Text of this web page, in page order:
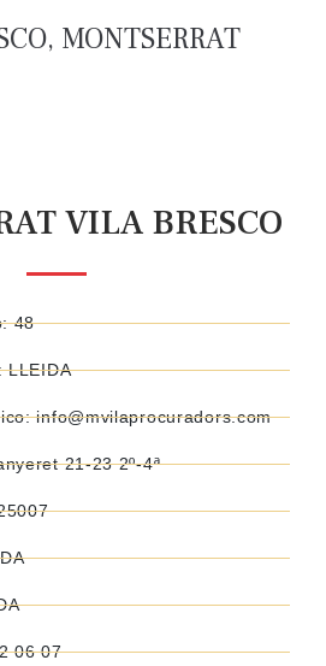
MONTSERRAT
VILA BRESCO
48
LLEIDA
info@mvilaprocuradors.com
21-23 2º-4ª
06 07